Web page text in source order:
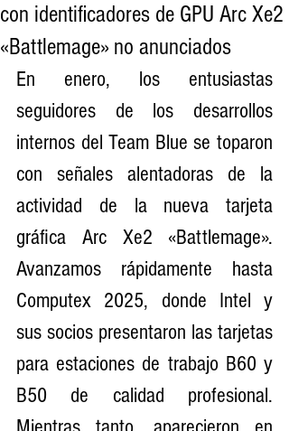
con identificadores de GPU Arc Xe2
«Battlemage» no anunciados
En enero, los entusiastas
seguidores de los desarrollos
internos del Team Blue se toparon
con señales alentadoras de la
actividad de la nueva tarjeta
gráfica Arc Xe2 «Battlemage».
Avanzamos rápidamente hasta
Computex 2025, donde Intel y
sus socios presentaron las tarjetas
para estaciones de trabajo B60 y
B50 de calidad profesional.